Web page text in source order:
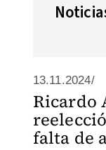
13.11.2024/
Ricardo
falta de